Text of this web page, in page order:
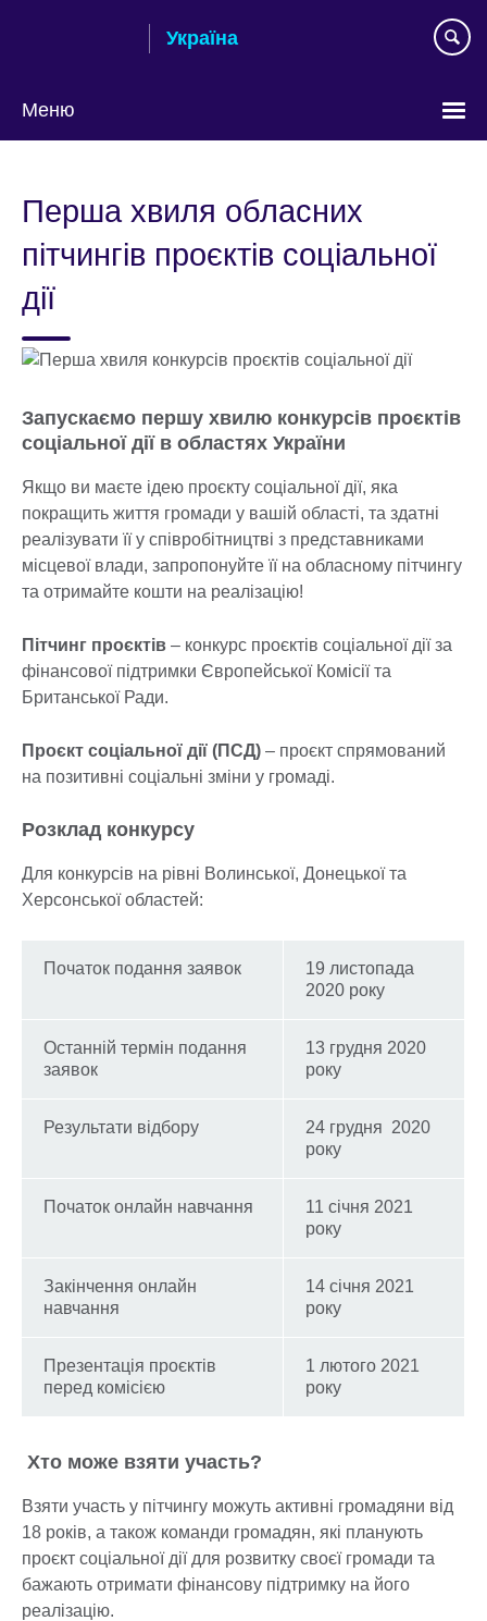
Україна
Меню
language
Перша хвиля обласних
пітчингів проєктів соціальної
дії
Запускаємо першу хвилю конкурсів проєктів
соціальної дії в областях України
Якщо ви маєте ідею проєкту соціальної дії, яка
покращить життя громади у вашій області, та здатні
реалізувати її у співробітництві з представниками
місцевої влади, запропонуйте її на обласному пітчингу
та отримайте кошти на реалізацію!
Пітчинг проєктів – конкурс проєктів соціальної дії за
фінансової підтримки Європейської Комісії та
Британської Ради.
Проєкт соціальної дії (ПСД) – проєкт спрямований
на позитивні соціальні зміни у громаді.
Розклад конкурсу
Для конкурсів на рівні Волинської, Донецької та
Херсонської областей:
Початок подання заявок
19 листопада
2020 року
Останній термін подання
заявок
13 грудня 2020
року
Результати відбору
24 грудня 2020
року
Початок онлайн навчання
11 січня 2021
року
Закінчення онлайн
навчання
14 січня 2021
року
Презентація проєктів
перед комісією
1 лютого 2021
року
Хто може взяти участь?
Взяти участь у пітчингу можуть активні громадяни від
18 років, а також команди громадян, які планують
проєкт соціальної дії для розвитку своєї громади та
бажають отримати фінансову підтримку на його
реалізацію.